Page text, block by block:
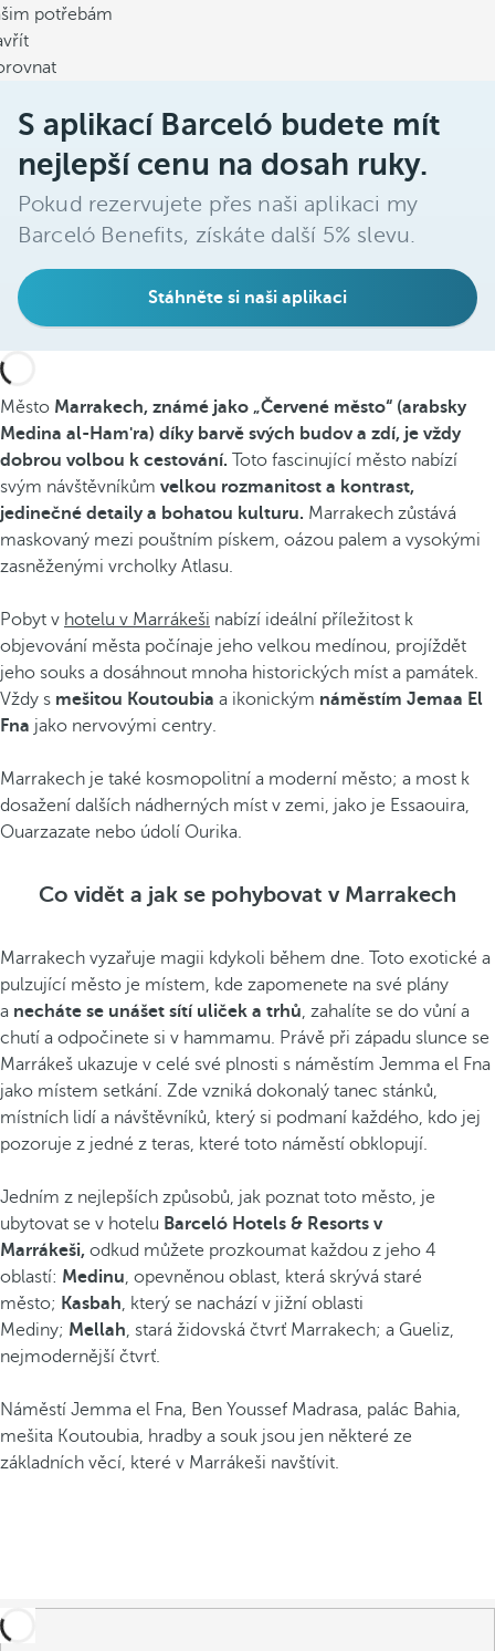
potřebám
S aplikací Barceló budete mít
nejlepší cenu na dosah ruky.
Pokud rezervujete přes naši aplikaci my
Barceló Benefits, získáte další 5% slevu.
Stáhněte si naši aplikaci
Město Marrakech, známé jako „Červené město“ (arabsky
Medina al-Ham'ra) díky barvě svých budov a zdí, je vždy
dobrou volbou k cestování. Toto fascinující město nabízí
svým návštěvníkům velkou rozmanitost a kontrast,
jedinečné detaily a bohatou kulturu. Marrakech zůstává
maskovaný mezi pouštním pískem, oázou palem a vysokými
zasněženými vrcholky Atlasu.
Pobyt v hotelu v Marrákeši nabízí ideální příležitost k
objevování města počínaje jeho velkou medínou, projíždět
jeho souks a dosáhnout mnoha historických míst a památek.
Vždy s mešitou Koutoubia a ikonickým náměstím Jemaa El
Fna jako nervovými centry.
Marrakech je také kosmopolitní a moderní město; a most k
dosažení dalších nádherných míst v zemi, jako je Essaouira,
Ouarzazate nebo údolí Ourika.
Co vidět a jak se pohybovat v Marrakech
Marrakech vyzařuje magii kdykoli během dne. Toto exotické a
pulzující město je místem, kde zapomenete na své plány
a necháte se unášet sítí uliček a trhů, zahalíte se do vůní a
chutí a odpočinete si v hammamu. Právě při západu slunce se
Marrákeš ukazuje v celé své plnosti s náměstím Jemma el Fna
jako místem setkání. Zde vzniká dokonalý tanec stánků,
místních lidí a návštěvníků, který si podmaní každého, kdo jej
pozoruje z jedné z teras, které toto náměstí obklopují.
Jedním z nejlepších způsobů, jak poznat toto město, je
ubytovat se v hotelu Barceló Hotels & Resorts v
Marrákeši, odkud můžete prozkoumat každou z jeho 4
oblastí: Medinu, opevněnou oblast, která skrývá staré
město; Kasbah, který se nachází v jižní oblasti
Mediny; Mellah, stará židovská čtvrť Marrakech; a Gueliz,
nejmodernější čtvrť.
Náměstí Jemma el Fna, Ben Youssef Madrasa, palác Bahia,
mešita Koutoubia, hradby a souk jsou jen některé ze
základních věcí, které v Marrákeši navštívit.